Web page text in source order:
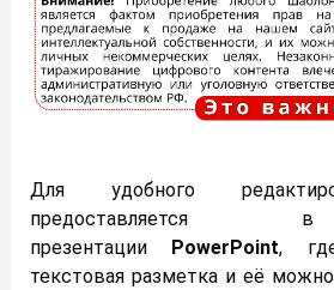
Для удобного
презентации PowerPoint,
текстовая разметка и её